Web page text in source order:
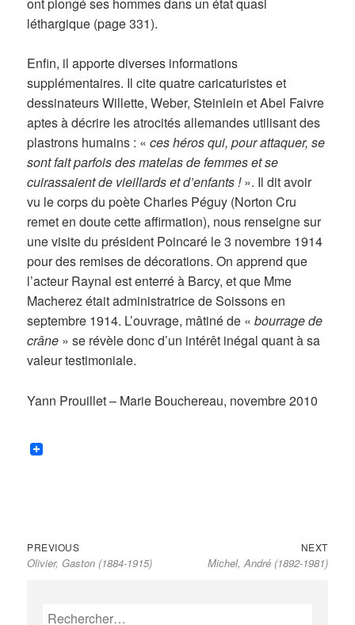
léthargique (page 331).
Enfin, il apporte diverses informations
supplémentaires. Il cite quatre caricaturistes et
dessinateurs Willette, Weber, Steinlein et Abel Faivre
aptes à décrire les atrocités allemandes utilisant des
plastrons humains : «ces héros qui, pour attaquer, se
sont fait parfois des matelas de femmes et se
cuirassaient de vieillards et d’enfants !». Il dit avoir
vu le corps du poète Charles Péguy (Norton Cru
remet en doute cette affirmation), nous renseigne sur
une visite du président Poincaré le 3 novembre 1914
pour des remises de décorations. On apprend que
l’acteur Raynal est enterré à Barcy, et que Mme
Macherez était administratrice de Soissons en
septembre 1914. L’ouvrage, mâtiné de «bourrage de
crâne » se révèle donc d’un intérêt inégal quant à sa
valeur testimoniale.
Yann Prouillet – Marie Bouchereau, novembre 2010
Navigation
de
PREVIOUSPrevious
post:
Olivier, Gaston (1884-1915)
NEXTNext
post:
Michel, André (1892-1981)
Rechercher :